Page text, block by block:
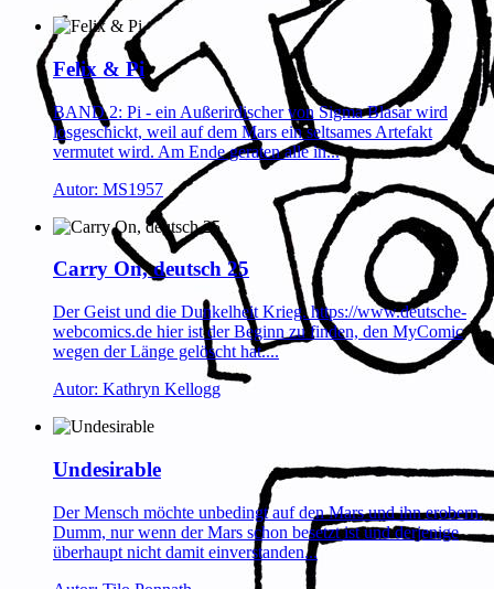
Felix & Pi
BAND 2: Pi - ein Außerirdischer von Sigma Blasar wird
losgeschickt, weil auf dem Mars ein seltsames Artefakt
vermutet wird. Am Ende geraten alle in...
Autor: MS1957
Carry On, deutsch 25
Der Geist und die Dunkelheit Krieg. https://www.deutsche-
webcomics.de hier ist der Beginn zu finden, den MyComic
wegen der Länge gelöscht hat....
Autor: Kathryn Kellogg
Undesirable
Der Mensch möchte unbedingt auf den Mars und ihn erobern.
Dumm, nur wenn der Mars schon besetzt ist und derjenige
überhaupt nicht damit einverstanden...